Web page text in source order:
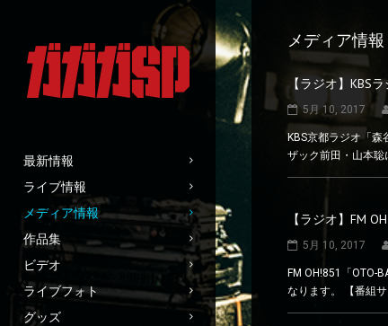
最新情報
ライブ情報
メディア情報
作品集
ビデオ
ライブフォト
グッズ
メディア情報
【ラジオ】KBS
5月 10, 2017
KBS京都ラジオ「
ザック前田・山本聡
【ラジオ】FM
5月 10, 2017
FM OH!851「OTO-
なります。 【番組